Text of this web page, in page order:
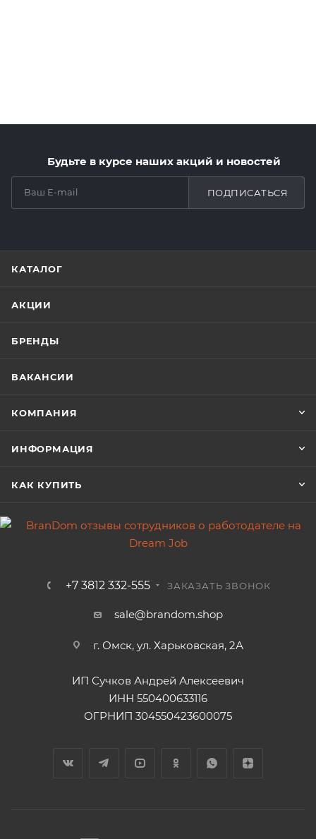
Будьте в курсе наших акций и новостей
ПОДПИСАТЬСЯ
КАТАЛОГ
АКЦИИ
БРЕНДЫ
ВАКАНСИИ
КОМПАНИЯ
ИНФОРМАЦИЯ
КАК КУПИТЬ
+7 3812 332-555 ЗАКАЗАТЬ ЗВОНОК
sale@brandom.shop
г. Омск, ул. Харьковская, 2А
ИП Сучков Андрей Алексеевич
ИНН 550400633116
ОГРНИП 304550423600075